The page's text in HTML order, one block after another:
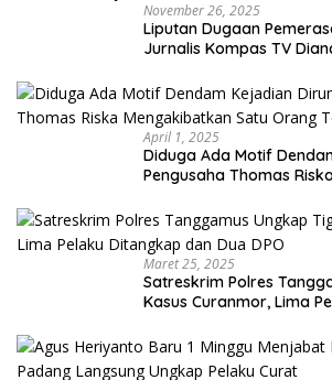
November 26, 2025
Liputan Dugaan
Jurnalis Kompas TV
April 1, 2025
Diduga Ada Motif
Pengusaha Thomas
Maret 25, 2025
Satreskrim Polres
Kasus Curanmor, Lima